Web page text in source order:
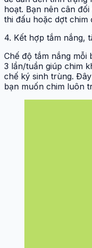
hoạt. Bạn nên cân
thi đấu hoặc dợt chim
4. Kết hợp tắm nắng,
Chế độ tắm nắng mỗi
3 lần/tuần giúp chim
chế ký sinh trùng.
bạn muốn chim luôn